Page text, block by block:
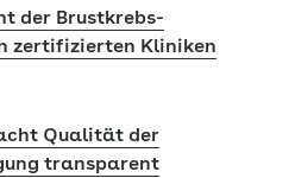
der Brustkrebs-
zertifizierten Kliniken
Qualität der
transparent